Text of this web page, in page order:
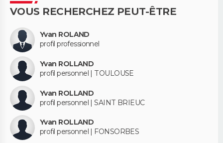
VOUS RECHERCHEZ PEUT-ÊTRE
Yvan ROLAND
profil professionnel
Yvan ROLLAND
profil personnel | TOULOUSE
Yvan ROLLAND
profil personnel | SAINT BRIEUC
Yvan ROLLAND
profil personnel | FONSORBES